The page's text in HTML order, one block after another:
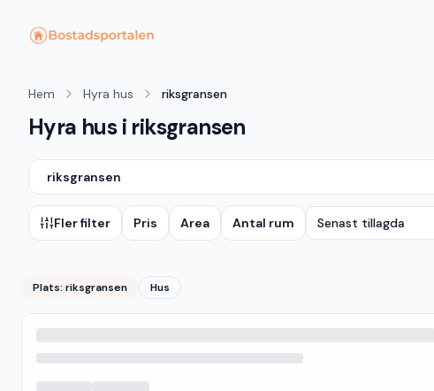
Hem Hyra hus riksgransen
Hyra hus i riksgransen
riksgransen
Fler filter Pris Area Antal rum Senast tillagda
Plats: riksgransen Hus